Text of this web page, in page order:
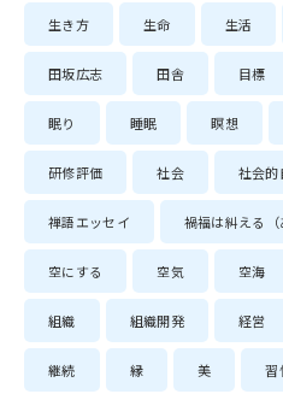
生き方 生命 生活
田坂広志 田舎 目標
眠り 睡眠 瞑想
研修評価 社会 社会的
禅語エッセイ 禍福は糾える
空にする 空気 空海
組織 組織開発 経営
継続 縁 美 習